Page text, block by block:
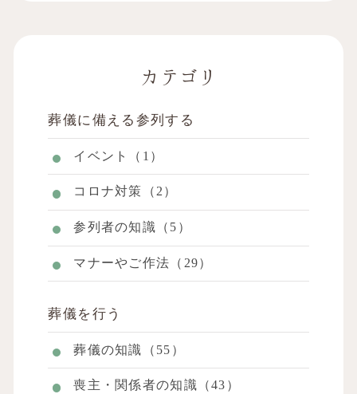
カテゴリ
葬儀に備える参列する
イベント（1）
コロナ対策（2）
参列者の知識（5）
マナーやご作法（29）
葬儀を行う
葬儀の知識（55）
喪主・関係者の知識（43）